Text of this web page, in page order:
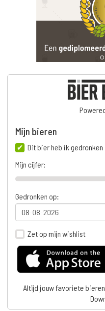
Mijn bieren
Dit bier heb ik gedronken
Mijn cijfer:
Gedronken op:
Zet op mijn wishlist
Altijd jouw favoriete